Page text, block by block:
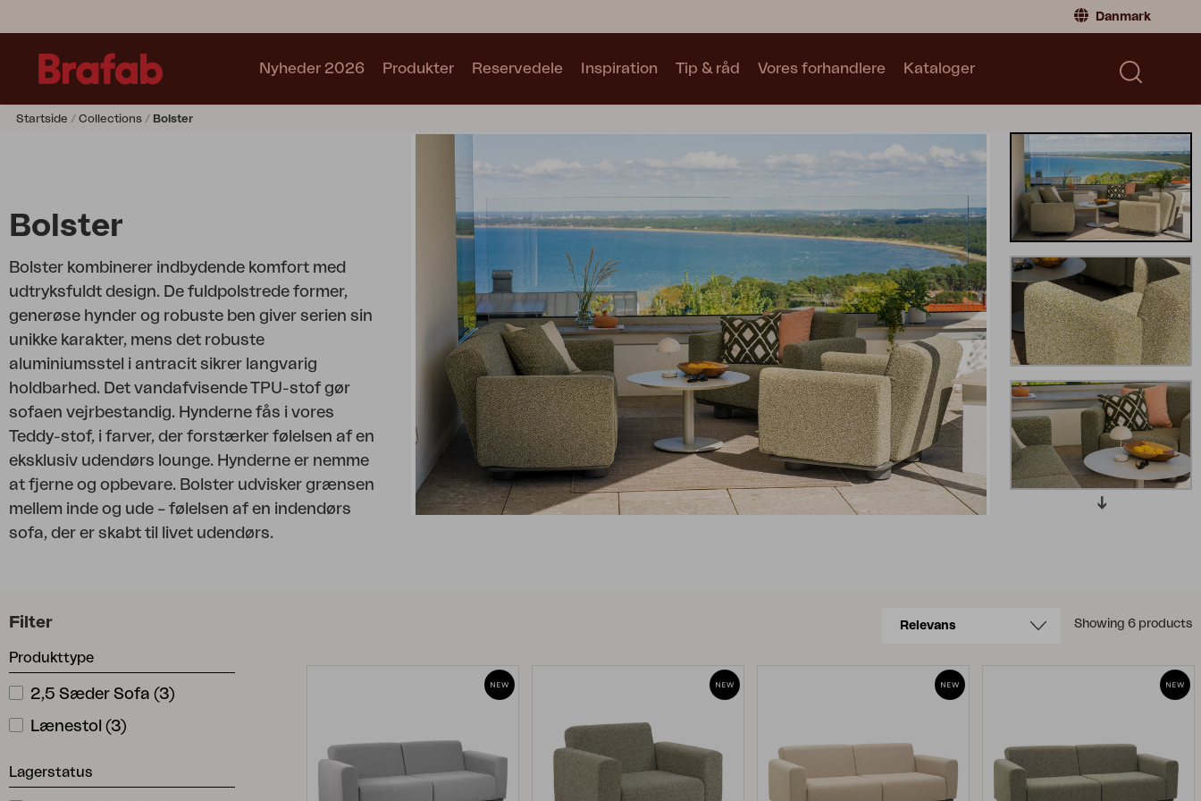
Danmark
Global|Global
Tyskland|Germany
France
Skift til forhandler
Nyheder 2026 Produkter
Lænestol
Stol
Solseng
Relax
Hængesofa
Parasol
Pavillion
Tilbehør
Hynde
Opbevaring
Møbelovertræk
Vedligeholdelsesprodukter
Sæt
Samlinger
Se alle samlinger
Motty Blixt Trolly
Peace Grower Greens Lomma
Kataloger
Reservedele Inspiration Tip & råd Vores forhandlere Kataloger
Startside Collections Bolster
Bolster
Bolster kombinerer indbydende komfort med
udtryksfuldt design. De fuldpolstrede former,
generøse hynder og robuste ben giver serien sin
unikke karakter, mens det robuste
aluminiumsstel i antracit sikrer langvarig
holdbarhed. Det vandafvisende TPU-stof gør
sofaen vejrbestandig. Hynderne fås i vores
Teddy-stof, i farver, der forstærker følelsen af en
eksklusiv udendørs lounge. Hynderne er nemme
at fjerne og opbevare. Bolster udvisker grænsen
mellem inde og ude – følelsen af en indendørs
sofa, der er skabt til livet udendørs.
Showing 6 products
Filter
Produkttype
2,5 Sæder Sofa (3)
Lænestol (3)
Lagerstatus